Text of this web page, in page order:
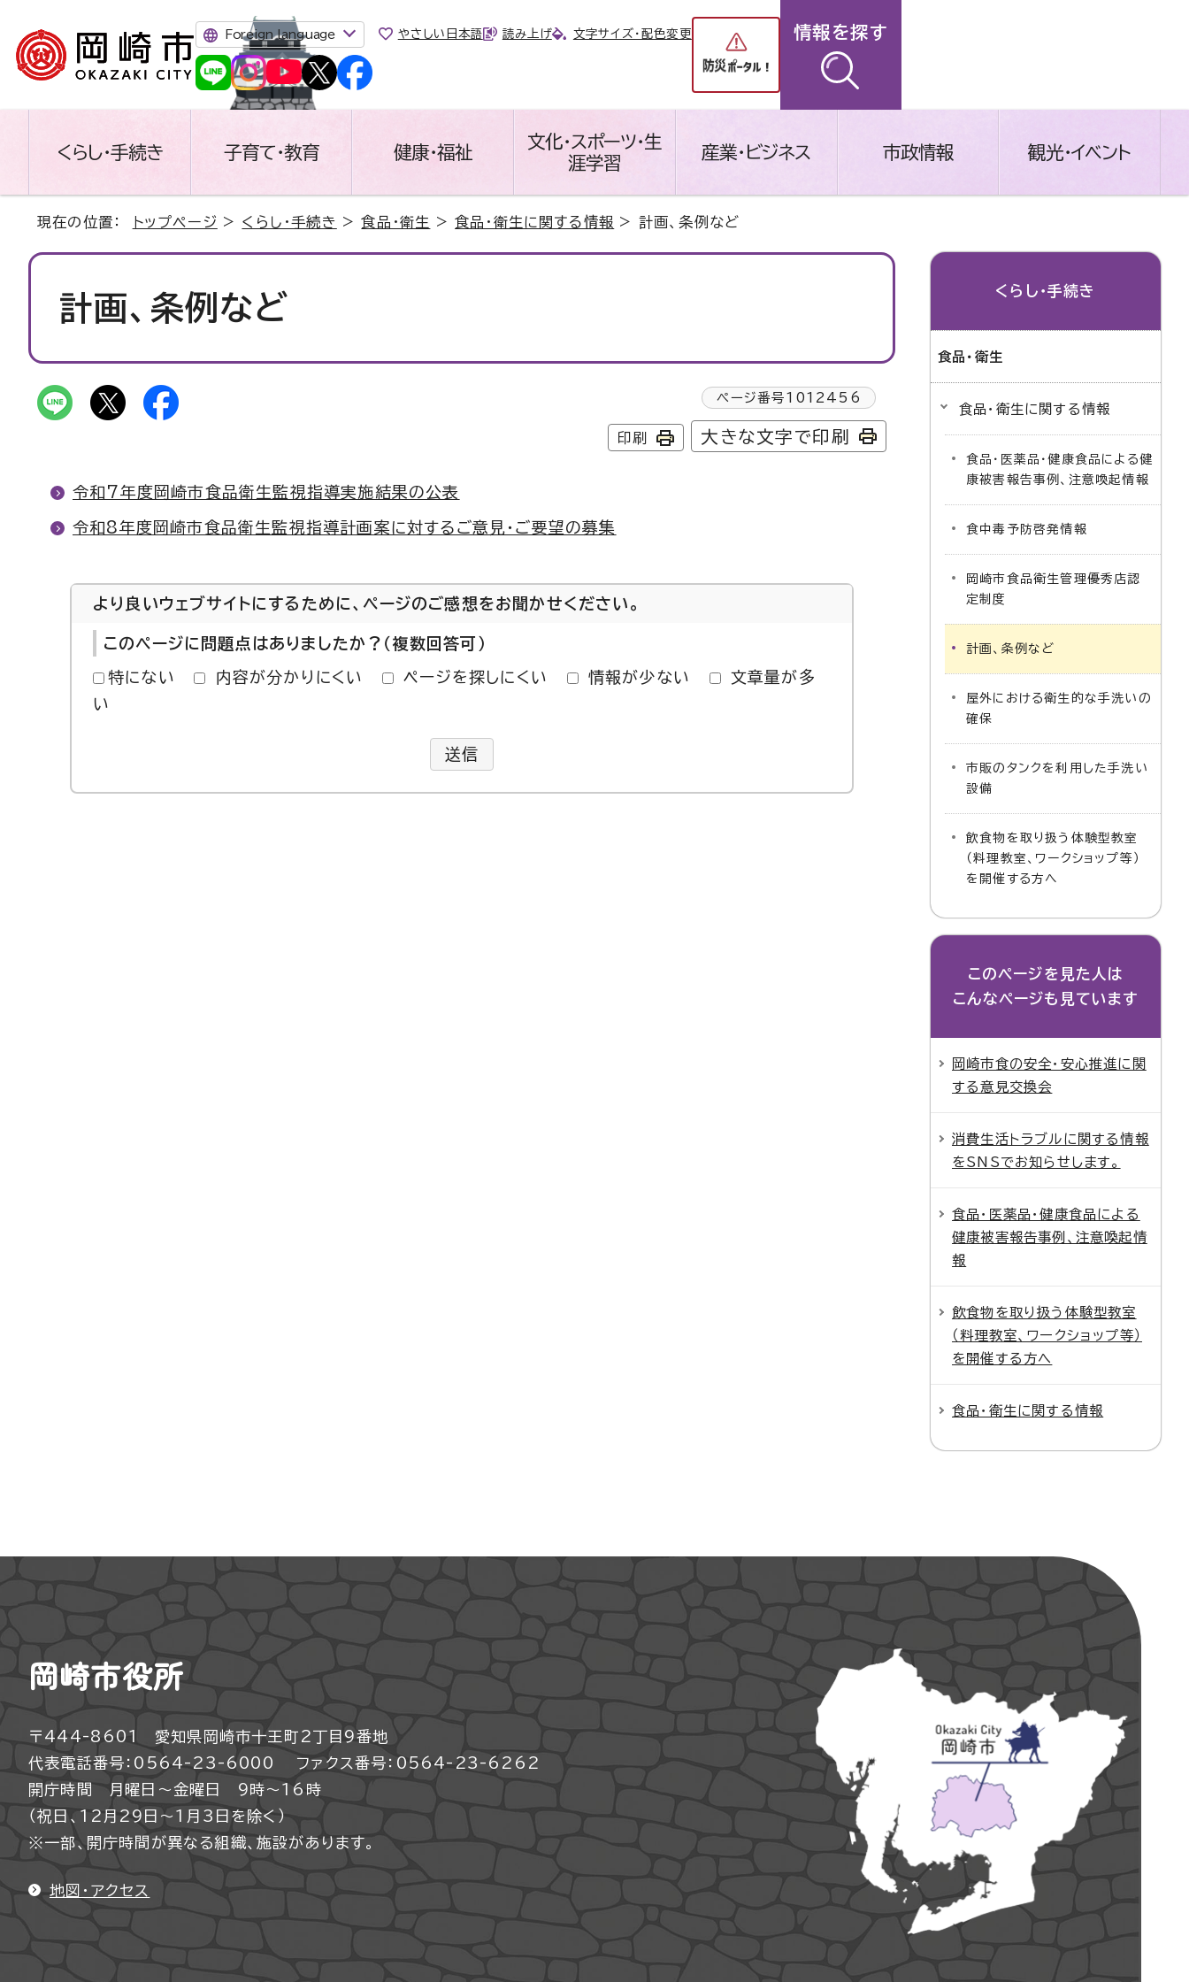
Foreign language やさしい日本語 読み上げ 文字サイズ・配色変更 情報を探す
くらし・手続き 子育て・教育 健康・福祉
文化・スポーツ・生
涯学習
産業・ビジネス 市政情報 観光・イベント
現在の位置： トップページ > くらし・手続き >食品・衛生 >食品・衛生に関する情報 > 計画、条例など
計画、条例など
ページ番号 1012456
印刷 大きな文字で印刷
令和7年度岡崎市食品衛生監視指導実施結果の公表
令和8年度岡崎市食品衛生監視指導計画案に対するご意見・ご要望の募集
より良いウェブサイトにするために、ページのご感想をお聞かせください。
このページに問題点はありましたか？（複数回答可）
特にない 内容が分かりにくい ページを探しにくい 情報が少ない
文章量が多
い
送信
くらし・手続き
食品・衛生
食品・衛生に関する情報
食品・医薬品・健康食品による健
康被害報告事例、注意喚起情報
食中毒予防啓発情報
岡崎市食品衛生管理優秀店認
定制度
計画、条例など
屋外における衛生的な手洗いの
確保
市販のタンクを利用した手洗い
設備
飲食物を取り扱う体験型教室
（料理教室、ワークショップ等）
を開催する方へ
このページを見た人は
こんなページも見ています
岡崎市食の安全・安心推進に関
する意見交換会
消費生活トラブルに関する情報
をSNSでお知らせします。
食品・医薬品・健康食品による
健康被害報告事例、注意喚起情
報
飲食物を取り扱う体験型教室
（料理教室、ワークショップ等）
を開催する方へ
食品・衛生に関する情報
岡崎市役所
〒444-8601 愛知県岡崎市十王町2丁目9番地
代表電話番号：0564-23-6000
ファクス番号：0564-23-6262
開庁時間 月曜日～金曜日 9時～16時
（祝日、12月29日～1月3日を除く）
※一部、開庁時間が異なる組織、施設があります。
地図・アクセス